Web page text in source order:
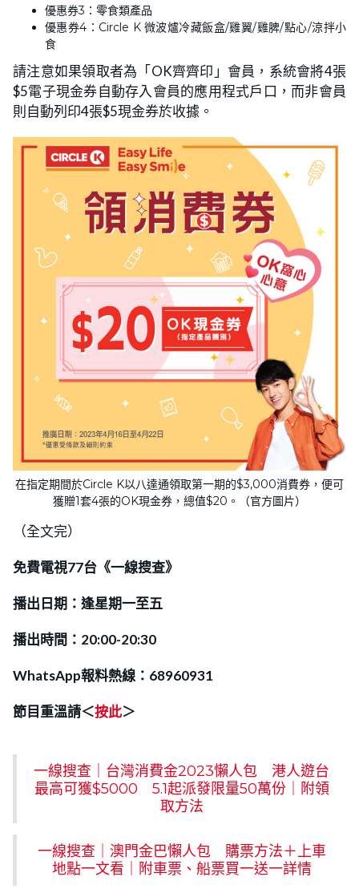
優惠券3：零食類產品
優惠券4：Circle K 微波爐冷藏飯盒/雞翼/雞脾/點心/涼拌小
食
請注意如果領取者為「OK齊齊印」會員，系統會將4張
$5電子現金券自動存入會員的應用程式戶口，而非會員
則自動列印4張$5現金券於收據。
在指定期間於Circle K以八達通領取第一期的$3,000消費券，便可
獲贈1套4張的OK現金券，總值$20。（官方圖片）
（全文完）
免費電視77台《一線搜查》
播出日期：逢星期一至五
播出時間：20:00-20:30
WhatsApp報料熱線：68960931
節目重溫請＜按此＞
一線搜查｜台灣消費金2023懶人包 港人遊台
最高可獲$5000 5.1起派發限量50萬份｜附領
取方法
一線搜查｜澳門金巴懶人包 購票方法＋上車
地點一文看｜附車票、船票買一送一詳情